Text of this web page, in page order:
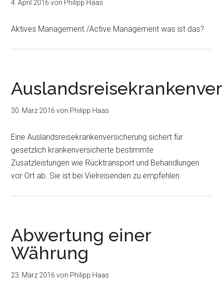
4. April 2016 von Philipp Haas
Aktives Management /Active Management was ist das?
30. März 2016 von Philipp Haas
Eine Auslandsreisekrankenversicherung sichert für
gesetzlich krankenversicherte bestimmte
Zusatzleistungen wie Rücktransport und Behandlungen
vor Ort ab. Sie ist bei Vielreisenden zu empfehlen.
Abwertung einer
Währung
23. März 2016 von Philipp Haas